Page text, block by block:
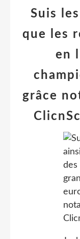
Suis
que les
en
grâce